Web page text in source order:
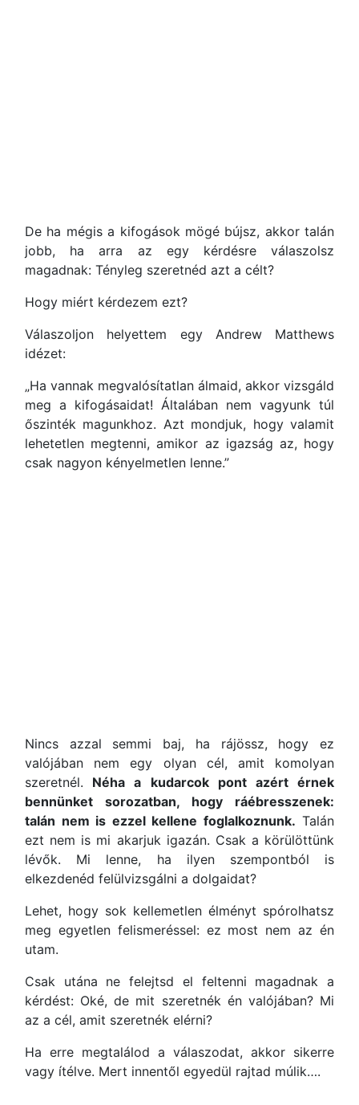
De ha mégis a kifogások mögé bújsz, akkor talán
jobb, ha arra az egy kérdésre válaszolsz
magadnak: Tényleg szeretnéd azt a célt?
Hogy miért kérdezem ezt?
Válaszoljon helyettem egy Andrew Matthews
idézet:
„Ha vannak megvalósítatlan álmaid, akkor vizsgáld
meg a kifogásaidat! Általában nem vagyunk túl
őszinték magunkhoz. Azt mondjuk, hogy valamit
lehetetlen megtenni, amikor az igazság az, hogy
csak nagyon kényelmetlen lenne.”
Nincs azzal semmi baj, ha rájössz, hogy ez
valójában nem egy olyan cél, amit komolyan
szeretnél. Néha a kudarcok pont azért érnek
bennünket sorozatban, hogy ráébresszenek:
talán nem is ezzel kellene foglalkoznunk. Talán
ezt nem is mi akarjuk igazán. Csak a körülöttünk
lévők. Mi lenne, ha ilyen szempontból is
elkezdenéd felülvizsgálni a dolgaidat?
Lehet, hogy sok kellemetlen élményt spórolhatsz
meg egyetlen felismeréssel: ez most nem az én
utam.
Csak utána ne felejtsd el feltenni magadnak a
kérdést: Oké, de mit szeretnék én valójában? Mi
az a cél, amit szeretnék elérni?
Ha erre megtalálod a válaszodat, akkor sikerre
vagy ítélve. Mert innentől egyedül rajtad múlik….